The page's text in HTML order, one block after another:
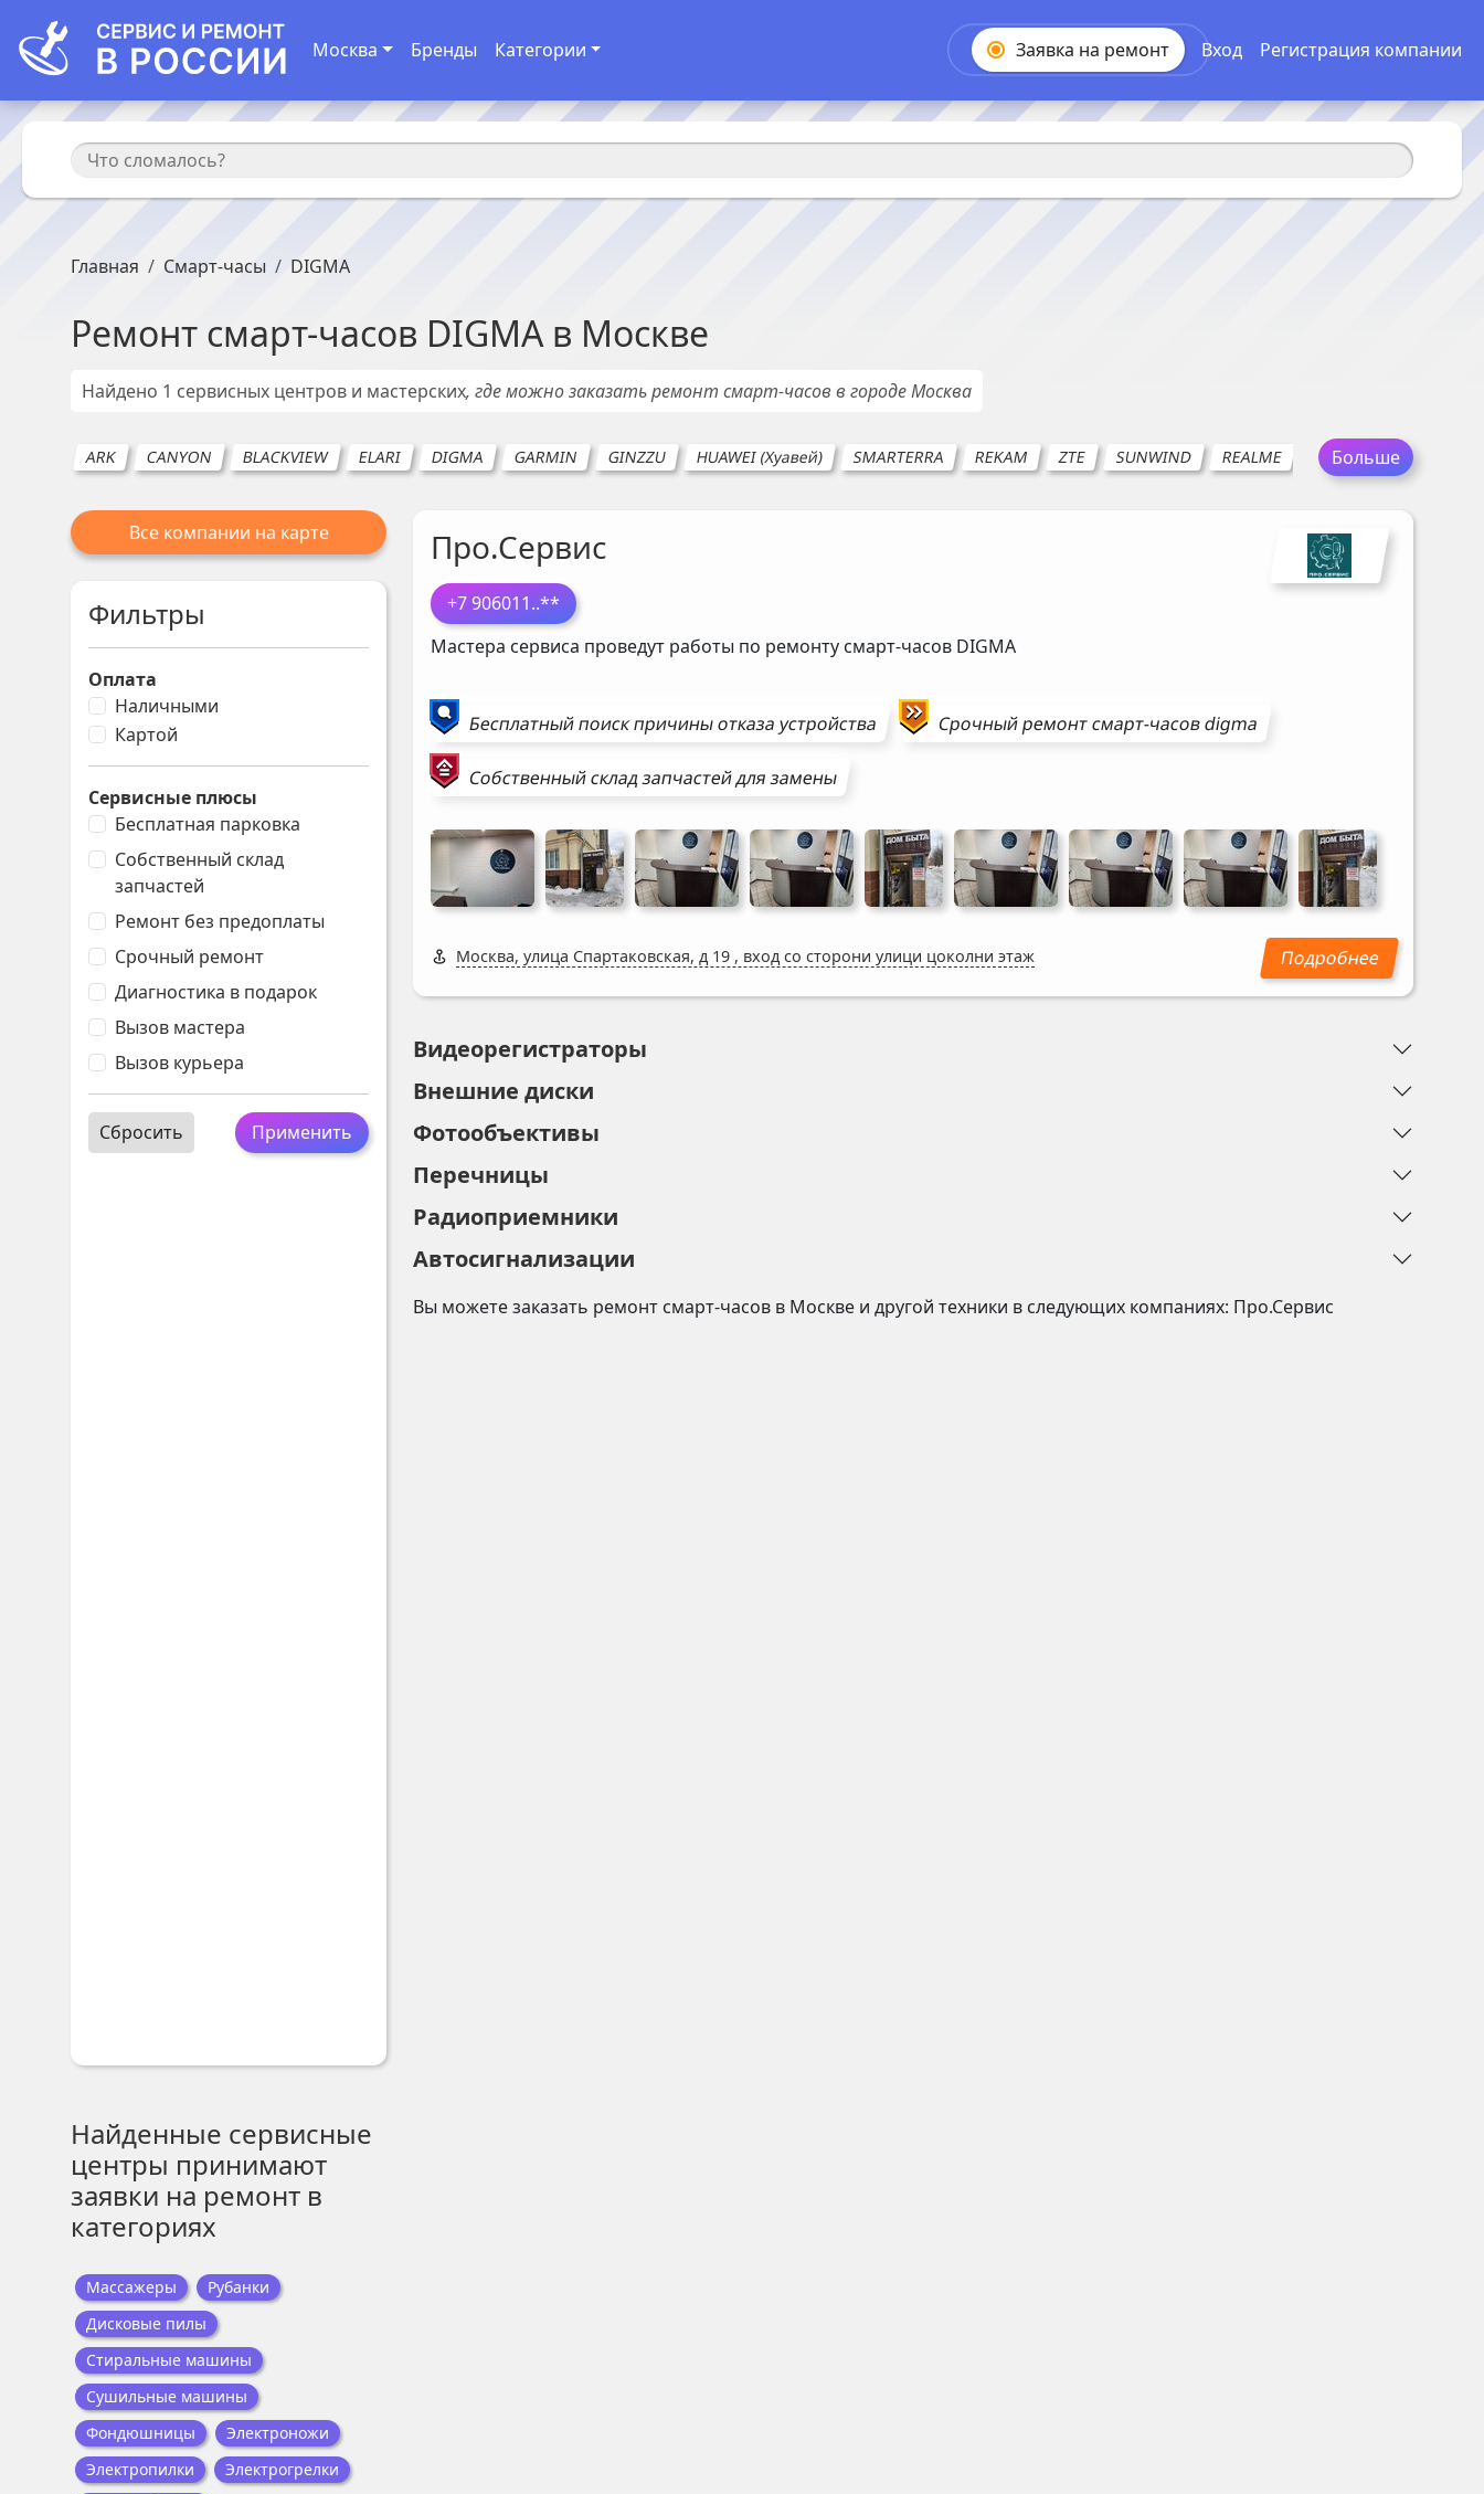
Москва Бренды Категории Заявка на ремонт Вход Регистрация компании
Главная Смарт-часы DIGMA
Ремонт смарт-часов DIGMAв Москве
Найдено 1 сервисных центров и мастерских, где можно заказать ремонт смарт-часов в городеМосква
ARK CANYON BLACKVIEW ELARI DIGMA GARMIN GINZZU HUAWEI (Хуавей) SMARTERRA REKAM ZTE SUNWIND REALME GEOZON HONOR
Больше
Все компании на карте
Фильтры
Оплата
Наличными
Картой
Сервисные плюсы
Бесплатная парковка
Собственный склад
запчастей
Ремонт без предоплаты
Срочный ремонт
Диагностика в подарок
Вызов мастера
Вызов курьера
Применить
Сбросить
Найденные сервисные
центры принимают
заявки на ремонт в
категориях
Массажеры
Рубанки
Дисковые пилы
Стиральные машины
Сушильные машины
Фондюшницы
Электроножи
Электропилки
Электрогрелки
Про.Сервис
+7 906011..**
Мастера сервиса проведут работы по ремонту смарт-часов DIGMA
Бесплатный поиск причины отказа устройства Срочный ремонтсмарт-часовdigma
Собственный склад запчастей для замены
Москва, улица Спартаковская, д 19 , вход со сторони улици цоколни этаж
Видеорегистраторы
Внешние диски
Фотообъективы
Перечницы
Радиоприемники
Автосигнализации
Вы можете заказать ремонт смарт-часов в Москве и другой техники в следующих компаниях: Про.Сервис